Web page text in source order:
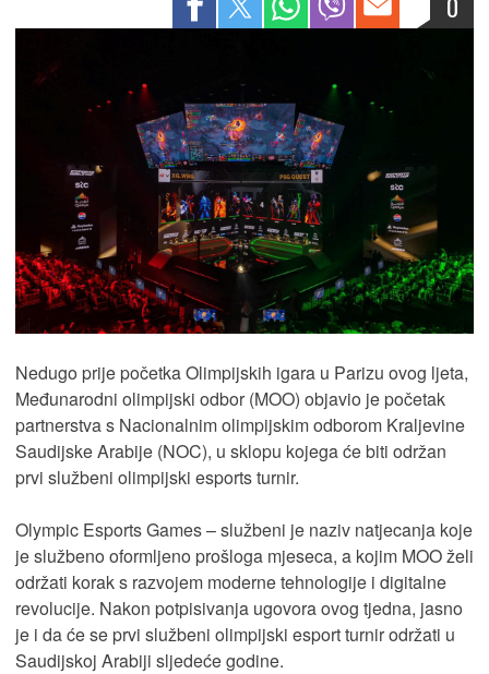
Nedugo prije početka Olimpijskih igara u Parizu ovog ljeta,
Međunarodni olimpijski odbor (MOO) objavio je početak
partnerstva s Nacionalnim olimpijskim odborom Kraljevine
Saudijske Arabije (NOC), u sklopu kojega će biti održan
prvi službeni olimpijski esports turnir.
Olympic Esports Games – službeni je naziv natjecanja koje
je službeno oformljeno prošloga mjeseca, a kojim MOO želi
održati korak s razvojem moderne tehnologije i digitalne
revolucije. Nakon potpisivanja ugovora ovog tjedna, jasno
je i da će se prvi službeni olimpijski esport turnir održati u
Saudijskoj Arabiji sljedeće godine.